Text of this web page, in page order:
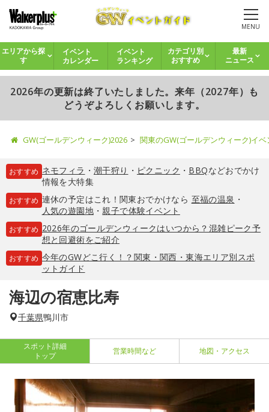
MENU
エリアから探
す
イベント
カレンダー
イベント
ランキング
カテゴリ別
おすすめ
最新
ニュース
2026年の更新は終了いたしました。来年（2027年）も
どうぞよろしくお願いします。
GW(ゴールデンウィーク)2026 関東のGW(ゴールデンウィーク)イ
おすすめ ネモフィラ ・ 潮干狩り ・ ピクニック ・ BBQなどおでかけ
情報を大特集
おすすめ 連休の予定はこれ！関東おでかけなら 至福の温泉 ・
人気の遊園地・親子で体験イベント
おすすめ 2026年のゴールデンウィークはいつから？混雑ピーク予
想と回避術をご紹介
おすすめ 今年のGWどこ行く！？関東・関西・東海エリア別スポ
ットガイド
海辺の宿恵比寿
千葉県鴨川市
スポット詳細
トップ
営業時間など 地図・アクセス